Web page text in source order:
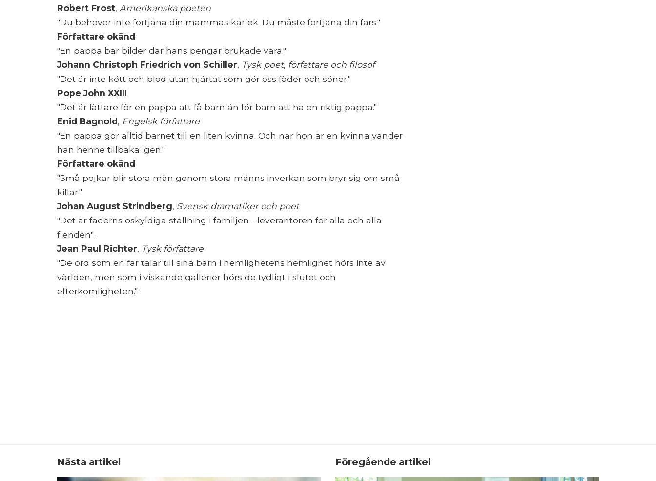
Robert Frost, Amerikanska poeten
"Du behöver inte förtjäna din mammas kärlek. Du måste förtjäna din fars."
Författare okänd
"En pappa bär bilder där hans pengar brukade vara."
Johann Christoph Friedrich von Schiller, Tysk poet, författare och filosof
"Det är inte kött och blod utan hjärtat som gör oss fäder och söner."
Pope John XXIII
"Det är lättare för en pappa att få barn än för barn att ha en riktig pappa."
Enid Bagnold, Engelsk författare
"En pappa gör alltid barnet till en liten kvinna. Och när hon är en kvinna vänder
han henne tillbaka igen."
Författare okänd
"Små pojkar blir stora män genom stora männs inverkan som bryr sig om små
killar."
Johan August Strindberg, Svensk dramatiker och poet
"Det är faderns oskyldiga ställning i familjen - leverantören för alla och alla
fienden".
Jean Paul Richter, Tysk författare
"De ord som en far talar till sina barn i hemlighetens hemlighet hörs inte av
världen, men som i viskande gallerier hörs de tydligt i slutet och
efterkomligheten."
Nästa artikel Föregående artikel